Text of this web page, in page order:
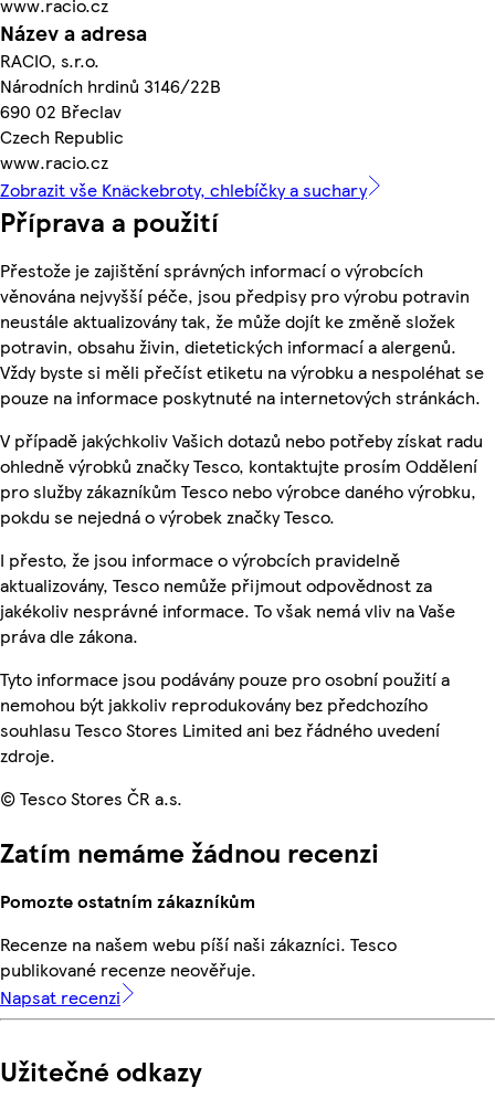
Název a adresa
RACIO, s.r.o.
Národních hrdinů 3146/22B
690 02 Břeclav
Czech Republic
www.racio.cz
Zobrazit vše Knäckebroty, chlebíčky a suchary
Příprava a použití
Přestože je zajištění správných informací o výrobcích
věnována nejvyšší péče, jsou předpisy pro výrobu potravin
neustále aktualizovány tak, že může dojít ke změně složek
potravin, obsahu živin, dietetických informací a alergenů.
Vždy byste si měli přečíst etiketu na výrobku a nespoléhat se
pouze na informace poskytnuté na internetových stránkách.
V případě jakýchkoliv Vašich dotazů nebo potřeby získat radu
ohledně výrobků značky Tesco, kontaktujte prosím Oddělení
pro služby zákazníkům Tesco nebo výrobce daného výrobku,
pokdu se nejedná o výrobek značky Tesco.
I přesto, že jsou informace o výrobcích pravidelně
aktualizovány, Tesco nemůže přijmout odpovědnost za
jakékoliv nesprávné informace. To však nemá vliv na Vaše
práva dle zákona.
Tyto informace jsou podávány pouze pro osobní použití a
nemohou být jakkoliv reprodukovány bez předchozího
souhlasu Tesco Stores Limited ani bez řádného uvedení
zdroje.
© Tesco Stores ČR a.s.
Zatím nemáme žádnou recenzi
Pomozte ostatním zákazníkům
Recenze na našem webu píší naši zákazníci. Tesco
publikované recenze neověřuje.
Napsat recenzi
Užitečné odkazy